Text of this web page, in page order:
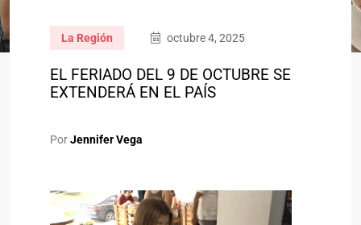
La Región octubre 4, 2025
EL FERIADO DEL 9 DE OCTUBRE SE
EXTENDERÁ EN EL PAÍS
PorJennifer Vega